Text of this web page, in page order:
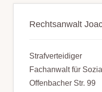
Rechtsanwalt
Strafverteidiger
Fachanwalt für
Offenbacher Str. 99